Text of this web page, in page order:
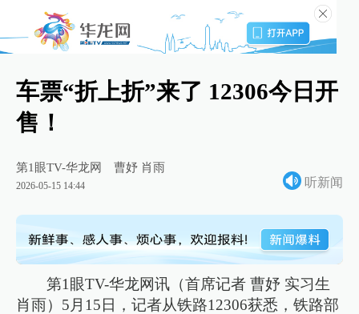
车票“折上折”来了 12306今日开
售！
第1眼TV-华龙网 曹妤 肖雨
2026-05-15 14:44 听新闻
第1眼TV-华龙网讯（首席记者 曹妤 实习生
肖雨）5月15日，记者从铁路12306获悉，铁路部